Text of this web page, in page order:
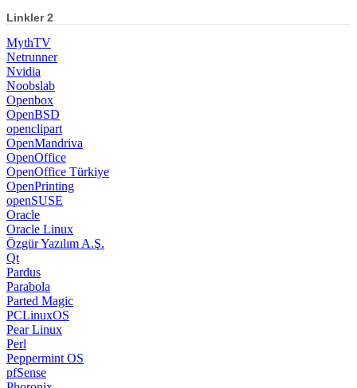
Linkler 2
MythTV
Netrunner
Nvidia
Noobslab
Openbox
OpenBSD
openclipart
OpenMandriva
OpenOffice
OpenOffice Türkiye
OpenPrinting
openSUSE
Oracle
Oracle Linux
Özgür Yazılım A.Ş.
Qt
Pardus
Parabola
Parted Magic
PCLinuxOS
Pear Linux
Perl
Peppermint OS
pfSense